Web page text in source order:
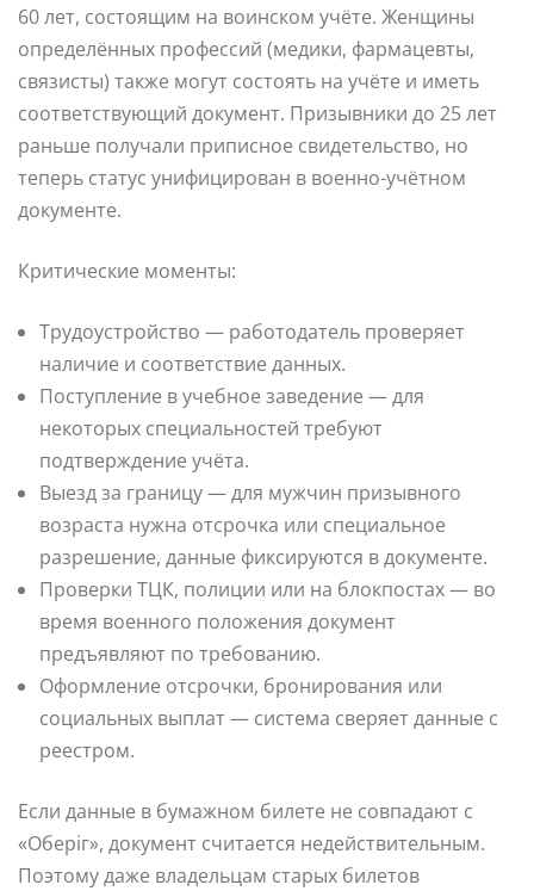
60 лет, состоящим на воинском учёте. Женщины
определённых профессий (медики, фармацевты,
связисты) также могут состоять на учёте и иметь
соответствующий документ. Призывники до 25 лет
раньше получали приписное свидетельство, но
теперь статус унифицирован в военно-учётном
документе.
Критические моменты:
Трудоустройство — работодатель проверяет
наличие и соответствие данных.
Поступление в учебное заведение — для
некоторых специальностей требуют
подтверждение учёта.
Выезд за границу — для мужчин призывного
возраста нужна отсрочка или специальное
разрешение, данные фиксируются в документе.
Проверки ТЦК, полиции или на блокпостах — во
время военного положения документ
предъявляют по требованию.
Оформление отсрочки, бронирования или
социальных выплат — система сверяет данные с
реестром.
Если данные в бумажном билете не совпадают с
«Оберіг», документ считается недействительным.
Поэтому даже владельцам старых билетов